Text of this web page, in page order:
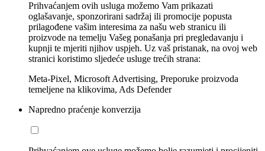
Prihvaćanjem ovih usluga možemo Vam prikazati
oglašavanje, sponzorirani sadržaj ili promocije popusta
prilagođene vašim interesima za našu web stranicu ili
proizvode na temelju Vašeg ponašanja pri pregledavanju i
kupnji te mjeriti njihov uspjeh. Uz vaš pristanak, na ovoj web
stranici koristimo sljedeće usluge trećih strana:
Meta-Pixel, Microsoft Advertising, Preporuke proizvoda
temeljene na klikovima, Ads Defender
Napredno praćenje konverzija